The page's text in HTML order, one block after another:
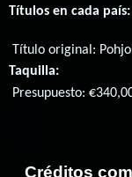
Títulos en cada país:
Título original:
Taquilla:
Presupuesto:
Créditos